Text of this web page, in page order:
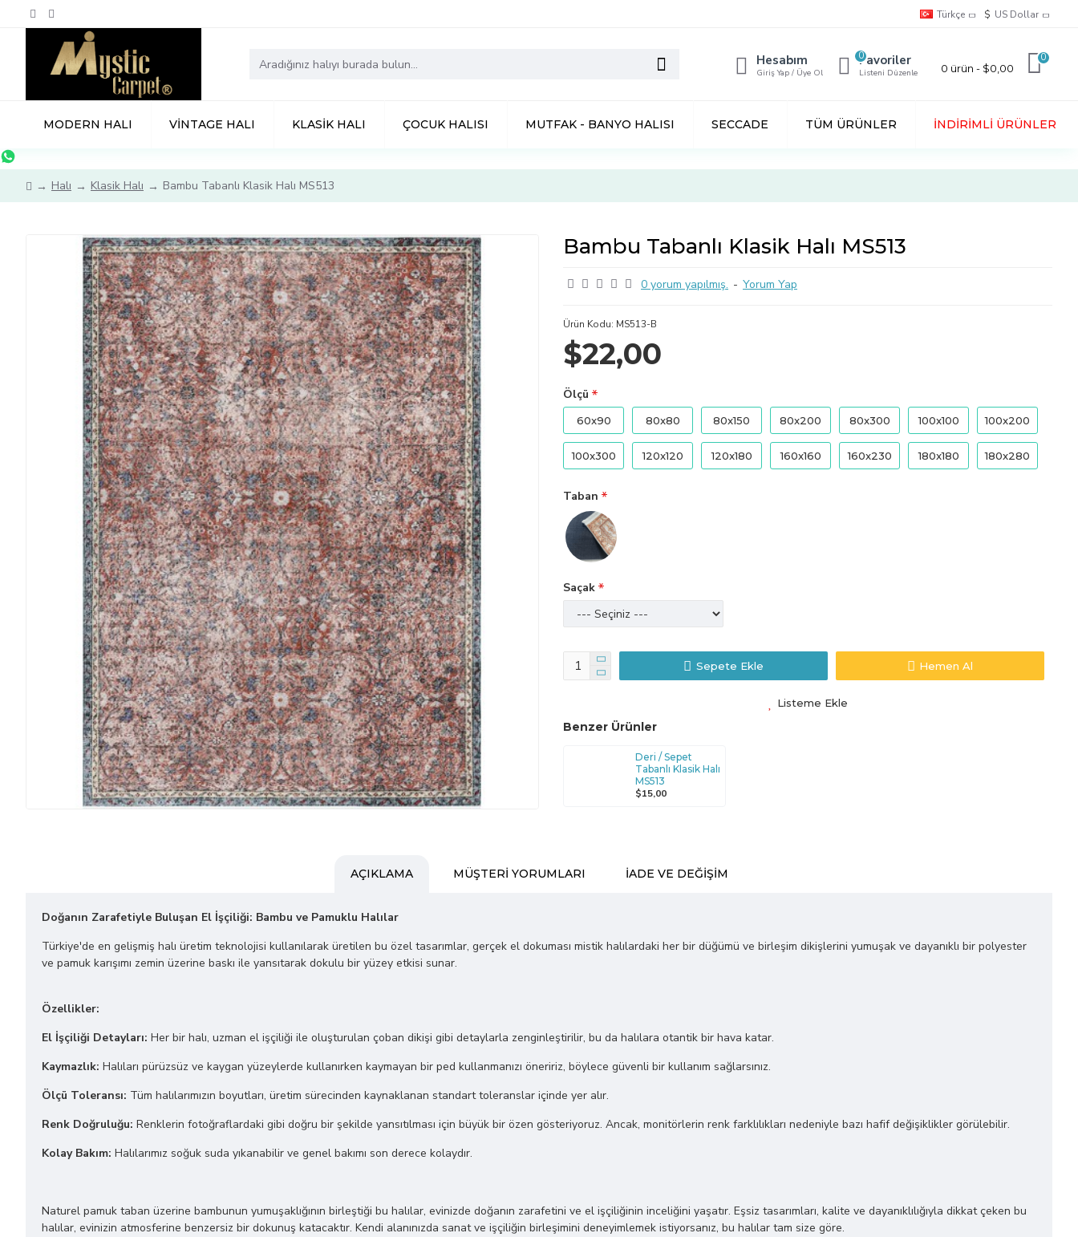
Türkçe $ US Dollar
Hesabım
Giriş Yap / Üye Ol
Favoriler
Listeni Düzenle
0
0 ürün - $0,00
0
MODERN HALI VINTAGE HALI KLASIK HALI ÇOCUK HALISI MUTFAK - BANYO HALISI SECCADE TÜM ÜRÜNLER İNDIRIMLI ÜRÜNLER
Halı Klasik Halı Bambu Tabanlı Klasik Halı MS513
Bambu Tabanlı Klasik Halı MS513
0 yorum yapılmış. - Yorum Yap
$22,00
Ürün Kodu: MS513-B
Ölçü
60x90 80x80 80x150 80x200 80x300 100x100 100x200
100x300 120x120 120x180 160x160 160x230 180x180 180x280
Taban
Saçak
Sepete Ekle Hemen Al
Listeme Ekle
Benzer Ürünler
Deri / Sepet
Tabanlı Klasik Halı
MS513
$15,00
AÇIKLAMA MÜŞTERI YORUMLARI İADE VE DEĞIŞIM
Doğanın Zarafetiyle Buluşan El İşçiliği: Bambu ve Pamuklu Halılar
Türkiye'de en gelişmiş halı üretim teknolojisi kullanılarak üretilen bu özel tasarımlar, gerçek el dokuması mistik halılardaki her bir düğümü ve birleşim dikişlerini yumuşak ve dayanıklı bir polyester
ve pamuk karışımı zemin üzerine baskı ile yansıtarak dokulu bir yüzey etkisi sunar.
Özellikler:
El İşçiliği Detayları: Her bir halı, uzman el işçiliği ile oluşturulan çoban dikişi gibi detaylarla zenginleştirilir, bu da halılara otantik bir hava katar.
Kaymazlık: Halıları pürüzsüz ve kaygan yüzeylerde kullanırken kaymayan bir ped kullanmanızı öneririz, böylece güvenli bir kullanım sağlarsınız.
Ölçü Toleransı: Tüm halılarımızın boyutları, üretim sürecinden kaynaklanan standart toleranslar içinde yer alır.
Renk Doğruluğu: Renklerin fotoğraflardaki gibi doğru bir şekilde yansıtılması için büyük bir özen gösteriyoruz. Ancak, monitörlerin renk farklılıkları nedeniyle bazı hafif değişiklikler görülebilir.
Kolay Bakım: Halılarımız soğuk suda yıkanabilir ve genel bakımı son derece kolaydır.
Naturel pamuk taban üzerine bambunun yumuşaklığının birleştiği bu halılar, evinizde doğanın zarafetini ve el işçiliğinin inceliğini yaşatır. Eşsiz tasarımları, kalite ve dayanıklılığıyla dikkat çeken bu
halılar, evinizin atmosferine benzersiz bir dokunuş katacaktır. Kendi alanınızda sanat ve işçiliğin birleşimini deneyimlemek istiyorsanız, bu halılar tam size göre.